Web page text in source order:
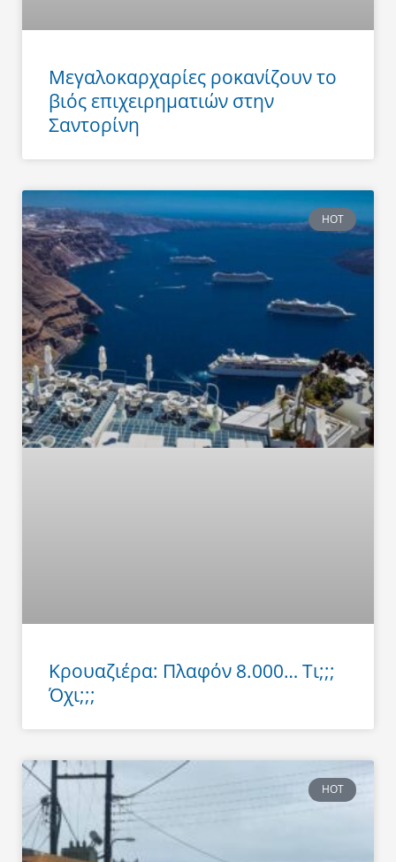
Μεγαλοκαρχαρίες ροκανίζουν το
βιός επιχειρηματιών στην
Σαντορίνη
HOT
Κρουαζιέρα: Πλαφόν 8.000… Τι;;;
Όχι;;;
HOT